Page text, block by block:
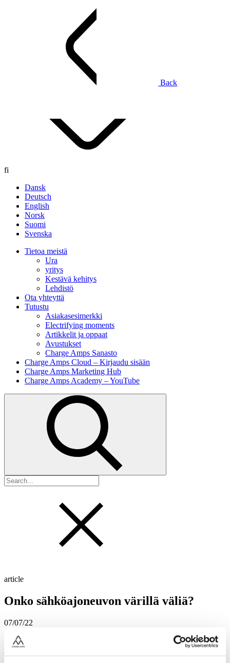
Back
fi
Dansk
Deutsch
English
Norsk
Suomi
Svenska
Tietoa meistä
Ura
yritys
Kestävä kehitys
Lehdistö
Ota yhteyttä
Tutustu
Asiakasesimerkki
Electrifying moments
Artikkelit ja oppaat
Avustukset
Charge Amps Sanasto
Charge Amps Cloud – Kirjaudu sisään
Charge Amps Marketing Hub
Charge Amps Academy – YouTube
article
Onko sähköajoneuvon värillä väliä?
07/07/22
Useimmat valitsevat sähköautonsa värin omien mieltymystensä
ja värisilmänsä mukaan. Mieltymyksissä on kuitenkin paljon
eroja, ja ihmiset tekevätkin hyvin kirjavia värivalintoja